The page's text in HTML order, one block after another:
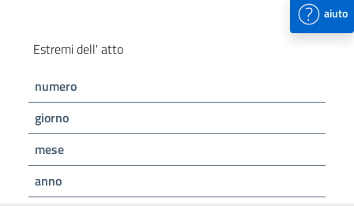
aiuto
Estremi dell' atto
numero
giorno
mese
anno